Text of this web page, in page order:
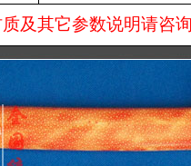
及其它参数说明请咨